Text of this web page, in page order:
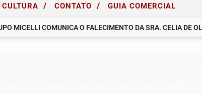
CULTURA / CONTATO / GUIA COMERCIAL
COMUNICA O FALECIMENTO DA SRA. CELIA DE